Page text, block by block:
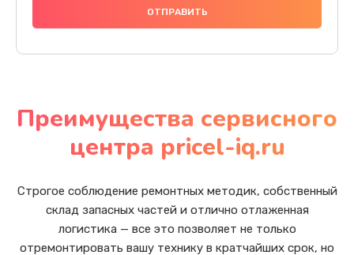
Преимущества сервисного
центра pricel-iq.ru
Строгое соблюдение ремонтных методик, собственный
склад запасных частей и отлично отлаженная
логистика — все это позволяет не только
отремонтировать вашу технику в кратчайших срок, но